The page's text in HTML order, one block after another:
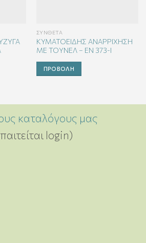
ΣΎΝΘΕΤΑ
ΚΥΜΑΤΟΕΙΔΗΣ ΑΝΑΡΡΙΧΗΣΗ
ΜΕ ΤΟΥΝΕΛ – EN 373-Ι
ΠΡΟΒΟΛΉ
καταλόγους μας
login)